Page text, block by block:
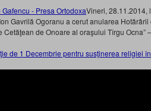
Vineri, 28.11.2014,
Gavrilă Ogoranu a cerut anularea
Cetăţean de Onoare al oraşului Tîrgu Ocna”
de 1 Decembrie pentru susţinerea religiei